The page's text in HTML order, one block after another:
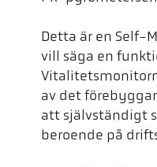
Detta är en Self-
vill säga en
av det
att självständigt
beroende på